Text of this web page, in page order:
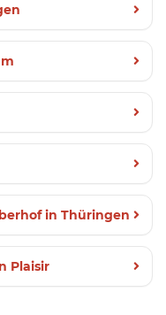
in Thüringen
Plaisir